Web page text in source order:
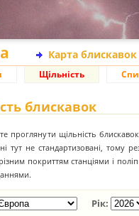
Карта
Щільність
блискавок
проглянути щільність
тут не стандартизовані, тому
покриттям станціями і
Рік: